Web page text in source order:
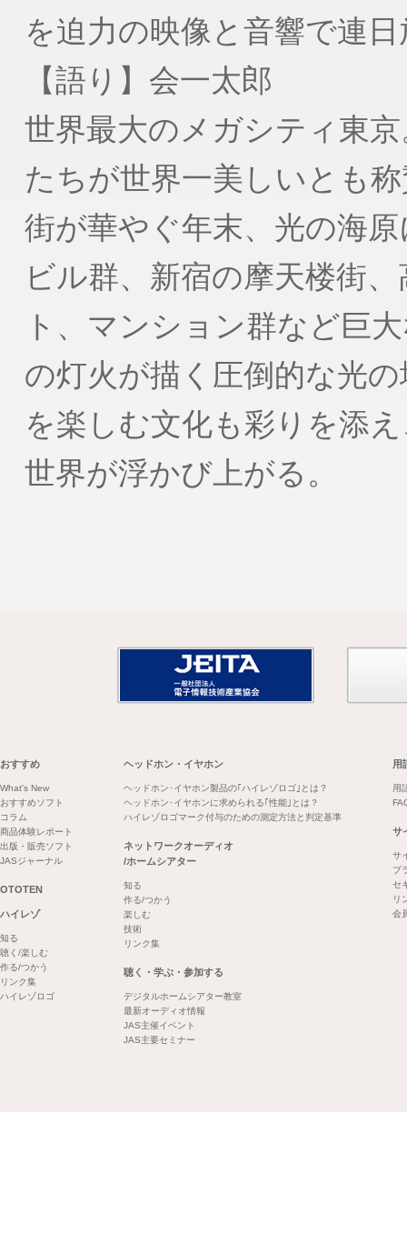
を迫力の映像と音響で連
【語り】会一太郎
世界最大のメガシティ東
たちが世界一美しいとも
街が華やぐ年末、光の海
ビル群、新宿の摩天楼街
ト、マンション群など巨
の灯火が描く圧倒的な光
を楽しむ文化も彩りを添
世界が浮かび上がる。
おすすめ
What's New
おすすめソフト
コラム
商品体験レポート
出版・販売ソフト
JASジャーナル
OTOTEN
ハイレゾ
知る
聴く/楽しむ
作る/つかう
リンク集
ハイレゾロゴ
ヘッドホン・イヤホン
ヘッドホン･イヤホン製品の｢ハイレゾロゴ｣とは？
ヘッドホン･イヤホンに求められる｢性能｣とは？
ハイレゾロゴマーク付与のための測定方法と判定基準
ネットワークオーディオ
/ホームシアター
知る
作る/つかう
楽しむ
技術
リンク集
聴く・学ぶ・参加する
デジタルホームシアター教室
最新オーディオ情報
JAS主催イベント
JAS主要セミナー
用
用
サ
サ
プ
セ
リ
会